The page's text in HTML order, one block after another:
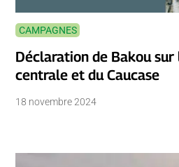
CAMPAGNES
Déclaration de Bakou sur
centrale et du Caucase
18 novembre 2024